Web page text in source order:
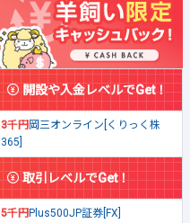
開設や入金レベルでGet！
3千円岡三オンライン[くりっく株
365]
取引レベルでGet！
5千円Plus500JP証券[FX]